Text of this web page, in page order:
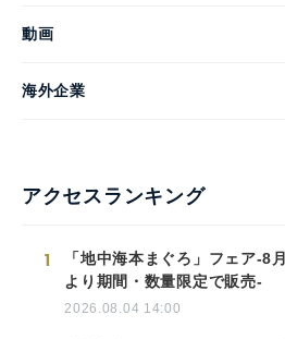
動画
海外企業
アクセスランキング
1
「地中海本まぐろ」フェア-8
より期間・数量限定で販売-
2026.08.04 14:00